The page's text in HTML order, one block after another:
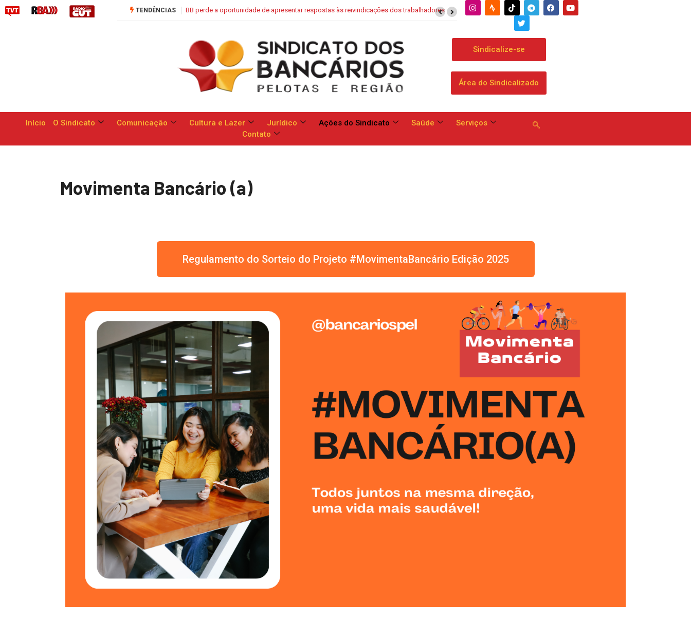
TENDÊNCIAS Saúde Caixa: Banco apresenta proposta que chega a dobrar mensalidade
Sindicalize-se
Área do Sindicalizado
Início O Sindicato Comunicação Cultura e Lazer Jurídico Ações do Sindicato Saúde
Serviços
Contato
Movimenta Bancário (a)
Regulamento do Sorteio do Projeto #MovimentaBancário Edição 2025